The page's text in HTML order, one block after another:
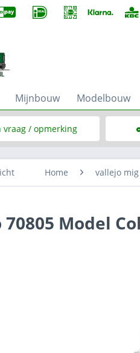
Mijnbouw Modelbouw
vraag / opmerking
Home vallejo
Model